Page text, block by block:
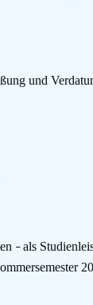
und
– als